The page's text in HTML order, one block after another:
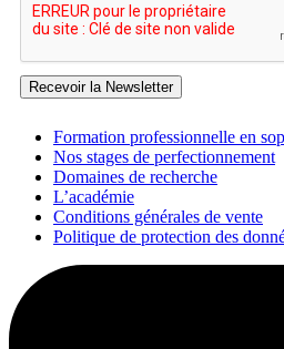
Recevoir la Newsletter
Formation professionnelle en
Nos stages de perfectionnement
Domaines de recherche
L’académie
Conditions générales de vente
Politique de protection des